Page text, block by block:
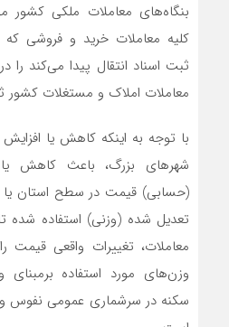
بنگاه‌های معاملات ملکی
کلیه معاملات خرید و فروشی
ثبت اسناد انتقال پیدا می‌کند را
معاملات املاک و مستغلات کشور
با توجه به اینکه کاهش یا
شهرهای بزرگ، باعث کاهش
(حسابی) قیمت در سطح استان
تعدیل شده (وزنی) استفاده شده
معاملات، تغییرات واقعی
وزن‌های مورد استفاده